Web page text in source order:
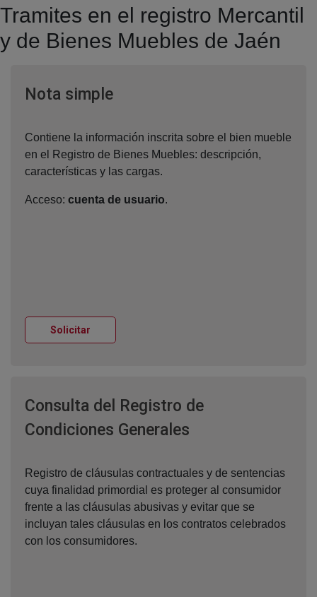
Tramites en el registro Mercantil
y de Bienes Muebles de Jaén
Nota simpleVentana nueva
Contiene la información inscrita sobre el bien mueble
en el Registro de Bienes Muebles: descripción,
características y las cargas.
Acceso: cuenta de usuario.
Solicitar
Consulta del Registro de
Condiciones Generales
Registro de cláusulas contractuales y de sentencias
cuya finalidad primordial es proteger al consumidor
frente a las cláusulas abusivas y evitar que se
incluyan tales cláusulas en los contratos celebrados
con los consumidores.